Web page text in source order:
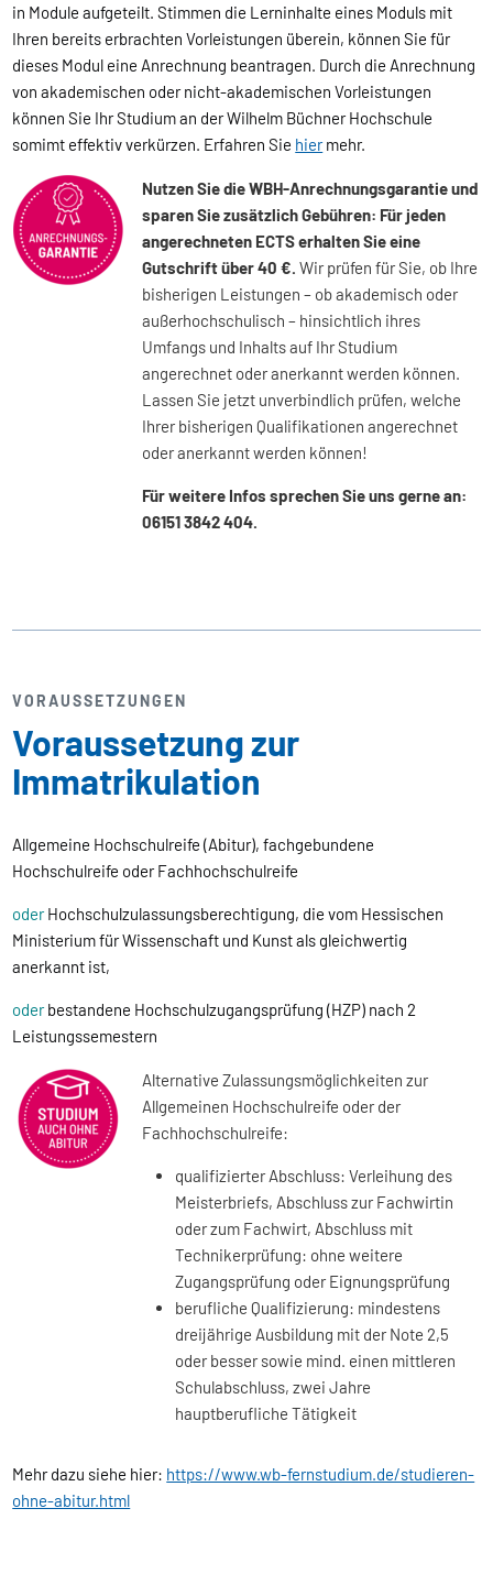
in Module aufgeteilt. Stimmen die Lerninhalte eines Moduls mit
Ihren bereits erbrachten Vorleistungen überein, können Sie für
dieses Modul eine Anrechnung beantragen. Durch die Anrechnung
von akademischen oder nicht-akademischen Vorleistungen
können Sie Ihr Studium an der Wilhelm Büchner Hochschule
somimt effektiv verkürzen. Erfahren Sie hiermehr.
Nutzen Sie die WBH-Anrechnungsgarantie und
sparen Sie zusätzlich Gebühren: Für jeden
angerechneten ECTS erhalten Sie eine
Gutschrift über 40 €.Wir prüfen für Sie, ob Ihre
bisherigen Leistungen – ob akademisch oder
außerhochschulisch – hinsichtlich ihres
Umfangs und Inhalts auf Ihr Studium
angerechnet oder anerkannt werden können.
Lassen Sie jetzt unverbindlich prüfen, welche
Ihrer bisherigen Qualifikationen angerechnet
oder anerkannt werden können!
Für weitere Infos sprechen Sie uns gerne an:
06151 3842 404.
VORAUSSETZUNGEN
Voraussetzung zur
Immatrikulation
Allgemeine Hochschulreife (Abitur), fachgebundene
Hochschulreife oder Fachhochschulreife
oderHochschulzulassungsberechtigung, die vom Hessischen
Ministerium für Wissenschaft und Kunst als gleichwertig
anerkannt ist,
oderbestandene Hochschulzugangsprüfung (HZP) nach 2
Leistungssemestern
Alternative Zulassungsmöglichkeiten zur
Allgemeinen Hochschulreife oder der
Fachhochschulreife:
qualifizierter Abschluss: Verleihung des
Meisterbriefs, Abschluss zur Fachwirtin
oder zum Fachwirt, Abschluss mit
Technikerprüfung: ohne weitere
Zugangsprüfung oder Eignungsprüfung
berufliche Qualifizierung: mindestens
dreijährige Ausbildung mit der Note 2,5
oder besser sowie mind. einen mittleren
Schulabschluss, zwei Jahre
hauptberufliche Tätigkeit
Mehr dazu siehe hier: https://www.wb-fernstudium.de/studieren-
ohne-abitur.html